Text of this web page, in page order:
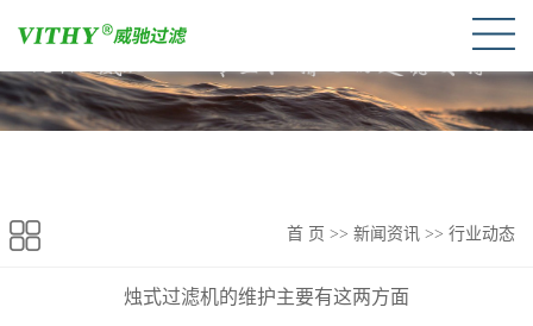
首 页 >> 新闻资讯 >> 行业动态
烛式过滤机的维护主要有这两方面